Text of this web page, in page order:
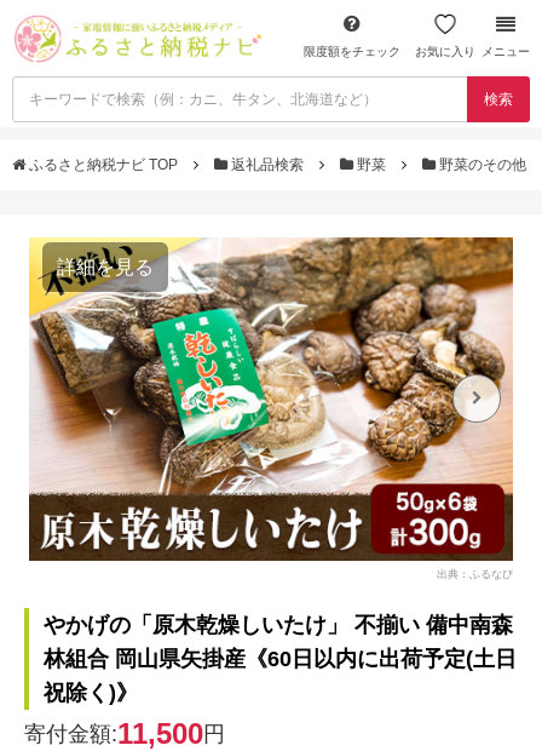
限度額をチェック お気に入り メニュー
検索
ふるさと納税ナビ TOP 返礼品検索 野菜 野菜のその他
詳細を見る
出典：ふるなび
やかげの「原木乾燥しいたけ」 不揃い 備中南森
林組合 岡山県矢掛産《60日以内に出荷予定(土日
祝除く)》
寄付金額:11,500円